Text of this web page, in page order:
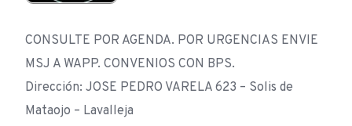
CONSULTE POR AGENDA. POR URGENCIAS ENVIE
MSJ A WAPP. CONVENIOS CON BPS.
Dirección: JOSE PEDRO VARELA 623 – Solis de
Mataojo – Lavalleja